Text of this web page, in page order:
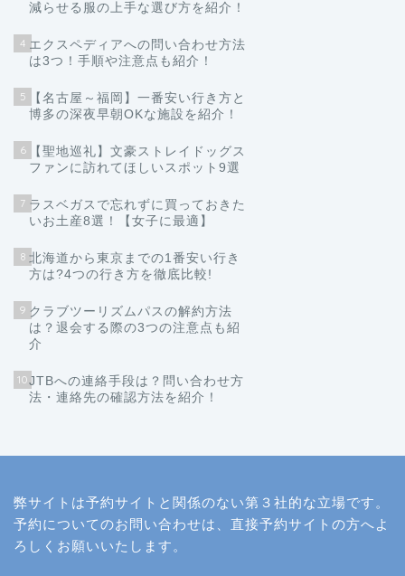
減らせる服の上手な選び方を紹介！
4 エクスペディアへの問い合わせ方法
は3つ！手順や注意点も紹介！
5
【名古屋～福岡】一番安い行き方と
博多の深夜早朝OKな施設を紹介！
6
【聖地巡礼】文豪ストレイドッグス
ファンに訪れてほしいスポット9選
7 ラスベガスで忘れずに買っておきた
いお土産8選！【女子に最適】
8 北海道から東京までの1番安い行き
方は?4つの行き方を徹底比較!
9 クラブツーリズムパスの解約方法
は？退会する際の3つの注意点も紹
介
10JTBへの連絡手段は？問い合わせ方
法・連絡先の確認方法を紹介！
弊サイトは予約サイトと関係のない第３社的な立場です。
予約についてのお問い合わせは、直接予約サイトの方へよ
ろしくお願いいたします。